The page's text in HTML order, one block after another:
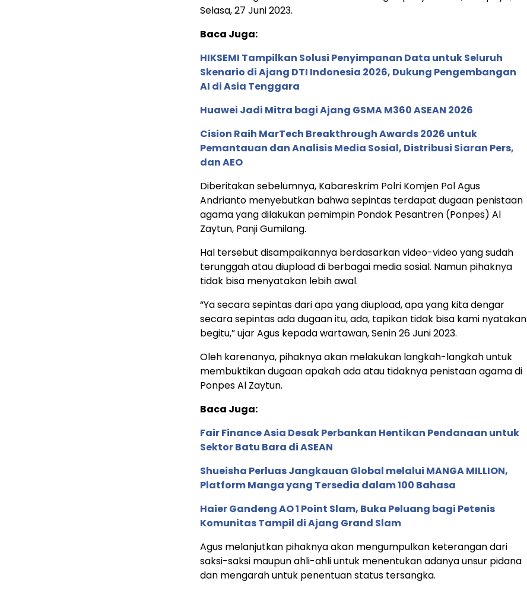
Selasa, 27 Juni 2023.
Baca Juga:
HIKSEMI Tampilkan Solusi Penyimpanan Data untuk Seluruh
Skenario di Ajang DTI Indonesia 2026, Dukung Pengembangan
AI di Asia Tenggara
Huawei Jadi Mitra bagi Ajang GSMA M360 ASEAN 2026
Cision Raih MarTech Breakthrough Awards 2026 untuk
Pemantauan dan Analisis Media Sosial, Distribusi Siaran Pers,
dan AEO
Diberitakan sebelumnya, Kabareskrim Polri Komjen Pol Agus
Andrianto menyebutkan bahwa sepintas terdapat dugaan penistaan
agama yang dilakukan pemimpin Pondok Pesantren (Ponpes) Al
Zaytun, Panji Gumilang.
Hal tersebut disampaikannya berdasarkan video-video yang sudah
terunggah atau diupload di berbagai media sosial. Namun pihaknya
tidak bisa menyatakan lebih awal.
“Ya secara sepintas dari apa yang diupload, apa yang kita dengar
secara sepintas ada dugaan itu, ada, tapikan tidak bisa kami nyatakan
begitu,” ujar Agus kepada wartawan, Senin 26 Juni 2023.
Oleh karenanya, pihaknya akan melakukan langkah-langkah untuk
membuktikan dugaan apakah ada atau tidaknya penistaan agama di
Ponpes Al Zaytun.
Baca Juga:
Fair Finance Asia Desak Perbankan Hentikan Pendanaan untuk
Sektor Batu Bara di ASEAN
Shueisha Perluas Jangkauan Global melalui MANGA MILLION,
Platform Manga yang Tersedia dalam 100 Bahasa
Haier Gandeng AO 1 Point Slam, Buka Peluang bagi Petenis
Komunitas Tampil di Ajang Grand Slam
Agus melanjutkan pihaknya akan mengumpulkan keterangan dari
saksi-saksi maupun ahli-ahli untuk menentukan adanya unsur pidana
dan mengarah untuk penentuan status tersangka.